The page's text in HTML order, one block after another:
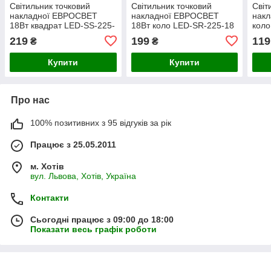
Світильник точковий
накладної ЕВРОСВЕТ
18Вт квадрат LED-SS-225-
219 ₴
Купити
Світильник точковий
накладної ЕВРОСВЕТ
18Вт коло LED-SR-225-18
199₴
Купити
119
Про нас
100% позитивних з 95 відгуків за рік
Працює з 25.05.2011
м. Хотів
вул. Львова, Хотів, Україна
Контакти
Сьогодні працює з 09:00 до 18:00
Показати весь графік роботи